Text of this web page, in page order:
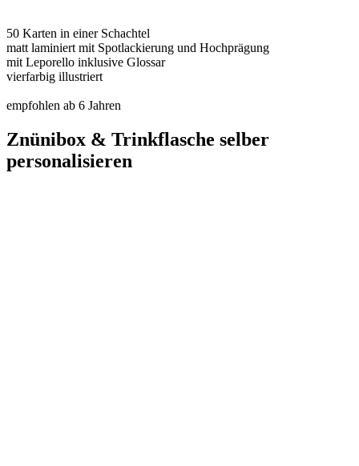
50 Karten in einer Schachtel
matt laminiert mit Spotlackierung und Hochprägung
mit Leporello inklusive Glossar
vierfarbig illustriert
empfohlen ab 6 Jahren
Znünibox & Trinkflasche selber
personalisieren